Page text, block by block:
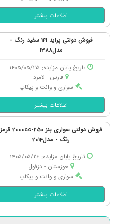
اطلاعات بیشتر
فروش دولتی پراید 141 سفید رنگ -
مدل1388
تاریخ پایان مزایده: 1405/05/25
فارس - لامرد
سواری و وانت و پیکاپ
اطلاعات بیشتر
فروش دولتی سواری بنز 250-2000cc قرمز
رنگ - مدل2014
تاریخ پایان مزایده: 1405/05/26
خوزستان - دزفول
سواری و وانت و پیکاپ
اطلاعات بیشتر